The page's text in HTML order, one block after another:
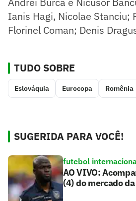
Ianis Hagi, Nicolae Stanciu;
Florinel Coman; Denis
TUDO SOBRE
Eslováquia Eurocopa Romênia
SUGERIDA PARA VOCÊ!
futebol
AO VIVO:
(4) do mercado